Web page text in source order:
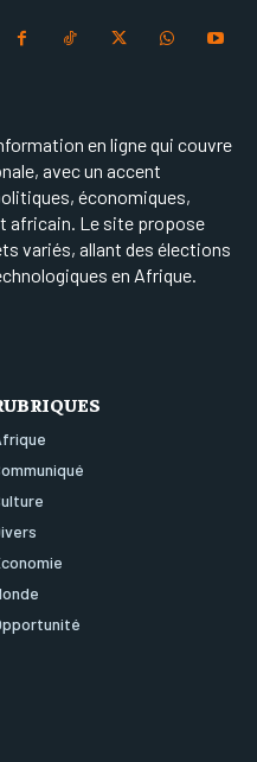
en ligne qui couvre
avec un accent
économiques,
africain. Le site propose
variés, allant des élections
en Afrique.